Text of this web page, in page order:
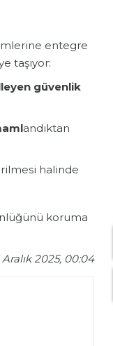
entegre
taşıyor:
güvenlik
andıktan
halinde
koruma
2025, 00:04